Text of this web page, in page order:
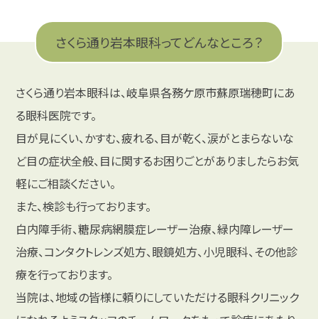
当院は、オンライン資格確認等システムにより取
得した診療情報を活用して、診療を実施しており
マイナ保険証を促進する等、医療DXに関わる取
り組みを実施し、医療DXを通じて質の高い医療
を提供できるよう取り組んでおります。
2025.05.12
検査のご予約をいただいている方へ
当院では、特別な検査に限り、ご予約をいただい
ております。
さくら通り岩本眼科ってどんなところ？
さくら通り岩本眼科は、岐阜県各務ケ原市蘇原瑞穂町にあ
る眼科医院です。
目が見にくい、かすむ、疲れる、目が乾く、涙がとまらないな
ど目の症状全般、目に関するお困りごとがありましたらお気
軽にご相談ください。
また、検診も行っております。
白内障手術、糖尿病網膜症レーザー治療、緑内障レーザー
治療、コンタクトレンズ処方、眼鏡処方、小児眼科、その他診
療を行っております。
当院は、地域の皆様に頼りにしていただける眼科クリニック